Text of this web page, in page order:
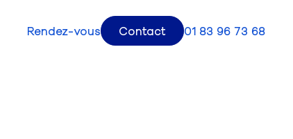
Rendez-vous Contact 01 83 96 73 68